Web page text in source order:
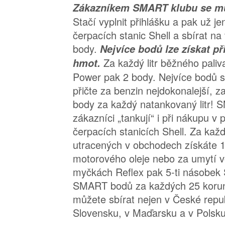
Zákazníkem SMART klubu se
Stačí vyplnit přihlášku a pak už
čerpacích stanic Shell a sbírat
body. Nejvíce bodů lze získat
hmot. Za každý litr běžného
Power pak 2 body. Nejvíce bodů
přičte za benzin nejdokonalejší,
body za každý natankovaný litr!
zákazníci „tankují“ i při nákupu v
čerpacích stanicích Shell. Za
utracených v obchodech získáte
motorového oleje nebo za umytí
myčkách Reflex pak 5-ti
SMART bodů za každých 25
můžete sbírat nejen v České
Slovensku, v Maďarsku a v